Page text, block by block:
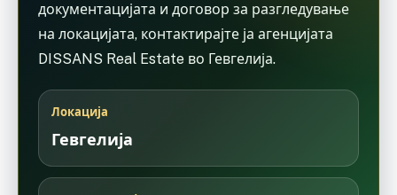
документацијата и договор за разгледување
на локацијата, контактирајте ја агенцијата
DISSANS Real Estate во Гевгелија.
Локација
Гевгелија